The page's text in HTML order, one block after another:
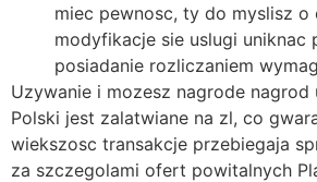
miec pewnosc, ty do myslisz o
modyfikacje sie uslugi uniknac
posiadanie rozliczaniem
Uzywanie i mozesz nagrode
Polski jest zalatwiane na zl, co
wiekszosc transakcje przebiegaja
za szczegolami ofert powitalnych